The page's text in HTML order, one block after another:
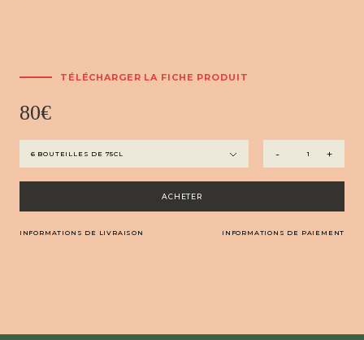
TÉLÉCHARGER LA FICHE PRODUIT
80€
+
Automne
-
ACHETER
INFORMATIONS DE LIVRAISON INFORMATIONS DE PAIEMENT